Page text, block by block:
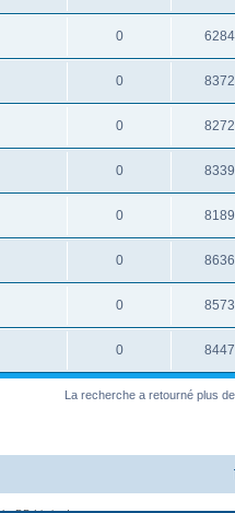
0
0
0
0
0
0
0
0
La recherche a retourné plus